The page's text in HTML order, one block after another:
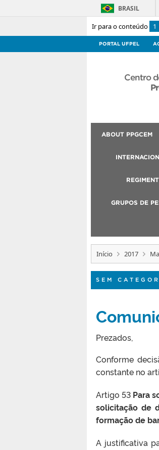
Ir para o conteúdo 1
BRASIL
PORTAL UFPEL
Centro
ABOUT PPGCEM
GRUPOS DE
Início 2017
SEM
Prezados,
Conforme
constante no
Artigo 53 Para
solicitação de
formação de
A justificativa